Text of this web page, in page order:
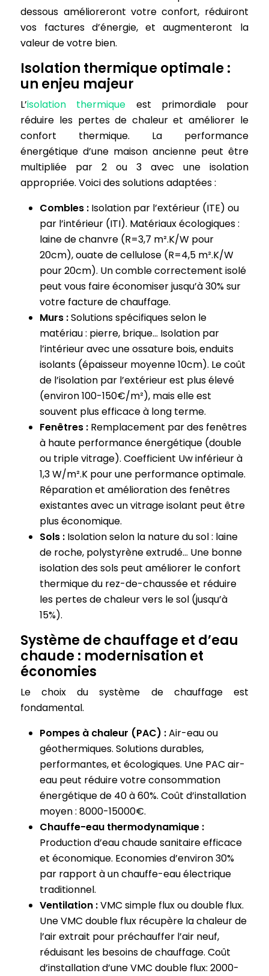
dessous amélioreront votre confort, réduiront
vos factures d’énergie, et augmenteront la
valeur de votre bien.
Isolation thermique optimale :
un enjeu majeur
L’isolation thermique est primordiale pour
réduire les pertes de chaleur et améliorer le
confort thermique. La performance
énergétique d’une maison ancienne peut être
multipliée par 2 ou 3 avec une isolation
appropriée. Voici des solutions adaptées :
Combles : Isolation par l’extérieur (ITE) ou
par l’intérieur (ITI). Matériaux écologiques :
laine de chanvre (R=3,7 m².K/W pour
20cm), ouate de cellulose (R=4,5 m².K/W
pour 20cm). Un comble correctement isolé
peut vous faire économiser jusqu’à 30% sur
votre facture de chauffage.
Murs :Solutions spécifiques selon le
matériau : pierre, brique… Isolation par
l’intérieur avec une ossature bois, enduits
isolants (épaisseur moyenne 10cm). Le coût
de l’isolation par l’extérieur est plus élevé
(environ 100-150€/m²), mais elle est
souvent plus efficace à long terme.
Fenêtres : Remplacement par des fenêtres
à haute performance énergétique (double
ou triple vitrage). Coefficient Uw inférieur à
1,3 W/m².K pour une performance optimale.
Réparation et amélioration des fenêtres
existantes avec un vitrage isolant peut être
plus économique.
Sols : Isolation selon la nature du sol : laine
de roche, polystyrène extrudé… Une bonne
isolation des sols peut améliorer le confort
thermique du rez-de-chaussée et réduire
les pertes de chaleur vers le sol (jusqu’à
15%).
Système de chauffage et d’eau
chaude : modernisation et
économies
Le choix du système de chauffage est
fondamental.
Pompes à chaleur (PAC) :Air-eau ou
géothermiques. Solutions durables,
performantes, et écologiques. Une PAC air-
eau peut réduire votre consommation
énergétique de 40 à 60%. Coût d’installation
moyen : 8000-15000€.
Chauffe-eau thermodynamique :
Production d’eau chaude sanitaire efficace
et économique. Economies d’environ 30%
par rapport à un chauffe-eau électrique
traditionnel.
Ventilation :VMC simple flux ou double flux.
Une VMC double flux récupère la chaleur de
l’air extrait pour préchauffer l’air neuf,
réduisant les besoins de chauffage. Coût
d’installation d’une VMC double flux: 2000-